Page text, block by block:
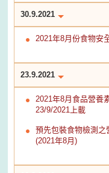
30.9.2021
2021年8月份食物安
23.9.2021
2021年8月食品營養
23/9/2021上載
預先包裝食物檢測
(2021年8月)